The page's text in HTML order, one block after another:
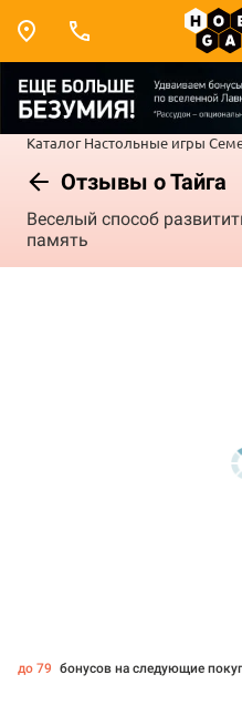
Каталог Настольные игры
Отзывы о Тайга
Веселый способ
память
до 79 бонусов на следующие